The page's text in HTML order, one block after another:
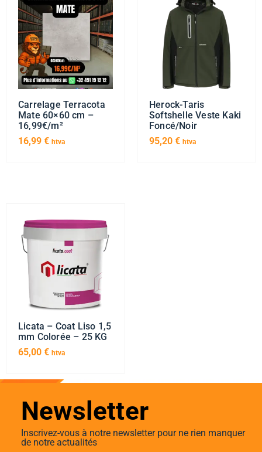
Carrelage Terracota
Mate 60×60 cm –
16,99€/m²
16,99 € htva
Herock-Taris
Softshelle Veste Kaki
Foncé/Noir
95,20 € htva
Licata – Coat Liso 1,5
mm Colorée – 25 KG
65,00 € htva
Newsletter
Inscrivez-vous à notre newsletter pour ne rien manquer
de notre actualités